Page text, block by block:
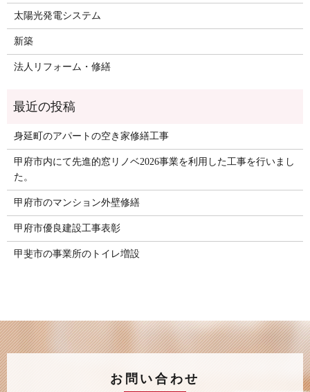
太陽光発電システム
新築
法人リフォーム・修繕
身延町のアパートの空き家修繕工事
甲府市内にて先進的窓リノベ2026事業を利用した工事を行いまし
た。
甲府市のマンション外壁修繕
甲府市優良建設工事表彰
甲斐市の事業所のトイレ増設
お問い合わせ